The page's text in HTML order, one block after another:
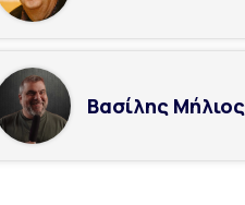
Βασίλης Μήλιος